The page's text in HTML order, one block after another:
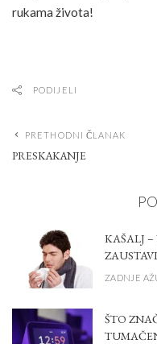
rukama života!
PODIJELI
PRETHODNI ČLANAK
PRESKAKANJE
KAŠALJ
ZADNJE
ŠTO